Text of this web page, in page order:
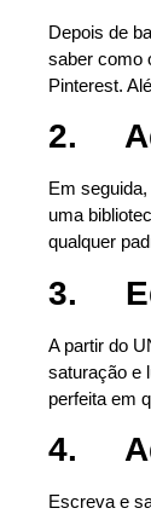
Depois de
saber como
Pinterest.
2.
Em
uma
qualquer
3.
A partir do
saturação e
perfeita em
4.
Escreva e